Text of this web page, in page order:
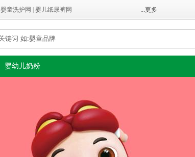
婴童洗护网 婴儿纸尿裤网 ...更多
婴幼儿奶粉